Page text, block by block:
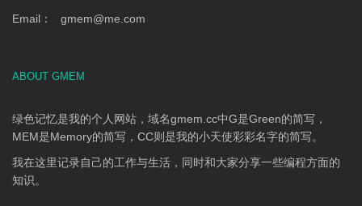
Email：
gmem@me.com
ABOUT GMEM
绿色记忆是我的个人网站，域名gmem.cc中G是Green的简写，
MEM是Memory的简写，CC则是我的小天使彩彩名字的简写。
我在这里记录自己的工作与生活，同时和大家分享一些编程方面的
知识。